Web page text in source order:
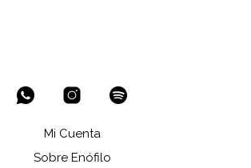
Mi Cuenta
Sobre Enófilo